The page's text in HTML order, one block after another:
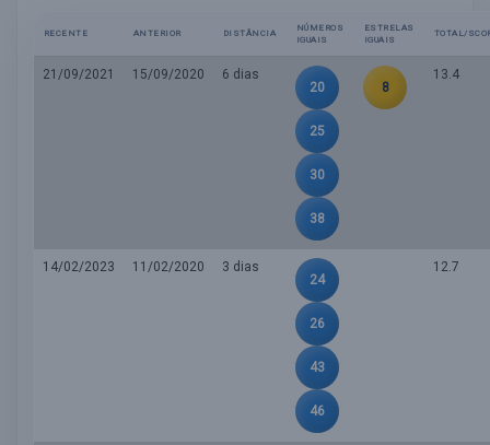
RECENTE ANTERIOR DISTÂNCIA
NÚMEROS
IGUAIS
ESTRELAS
IGUAIS
TOTAL/
21/09/2021 15/09/2020
6 dias
20
25
30
38
8
13.4
14/02/2023 11/02/2020
3 dias
24
26
43
46
12.7